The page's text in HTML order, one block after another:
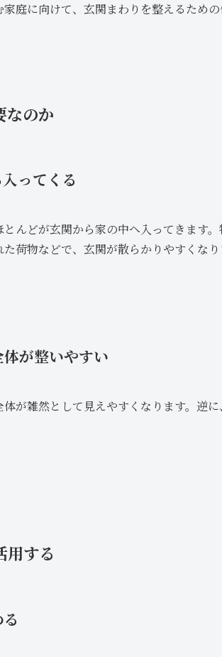
庭に向けて、玄関まわりを整えるため
なのか
ってくる
んどが玄関から家の中へ入ってきます
荷物などで、玄関が散らかりやすくなり
が整いやすい
が雑然として見えやすくなります。逆
用する